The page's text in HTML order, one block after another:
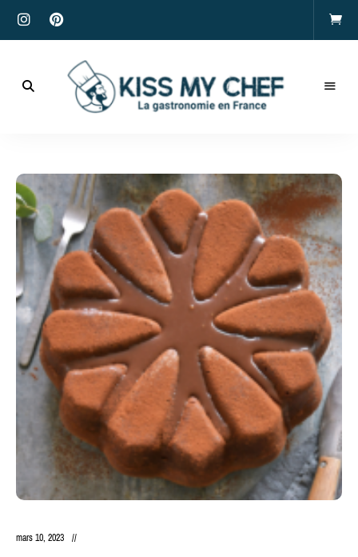
My
Chef
mars 10, 2023